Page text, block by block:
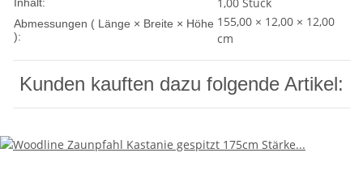
Inhalt:
Abmessungen ( Länge × Breite × Höhe
):
155,00 × 12,00 × 12,00
cm
Kunden kauften dazu folgende Artikel: